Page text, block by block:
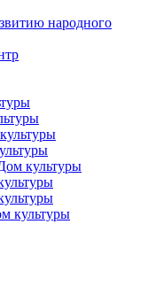
народного
культуры
культуры